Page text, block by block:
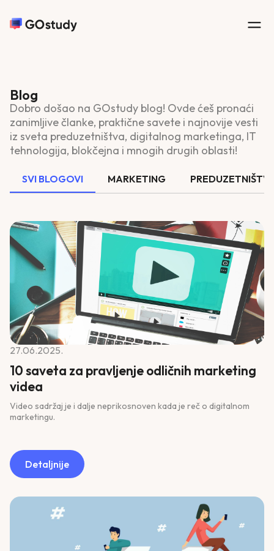
Blog
Dobro došao na GOstudy blog! Ovde ćeš pronaći
zanimljive članke, praktične savete i najnovije vesti
iz sveta preduzetništva, digitalnog marketinga, IT
tehnologija, blokčejna i mnogih drugih oblasti!
SVI BLOGOVI MARKETING
27.06.2025.
10 saveta za pravljenje odličnih marketing
videa
Video sadržaj je i dalje neprikosnoven kada je reč o digitalnom
marketingu.
Detaljnije